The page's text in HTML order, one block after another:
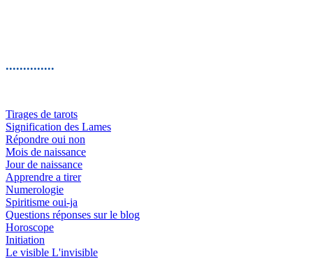
..............
Tirages de tarots
Signification des Lames
Répondre oui non
Mois de naissance
Jour de naissance
Apprendre a tirer
Numerologie
Spiritisme oui-ja
Questions réponses sur le blog
Horoscope
Initiation
Le visible L'invisible